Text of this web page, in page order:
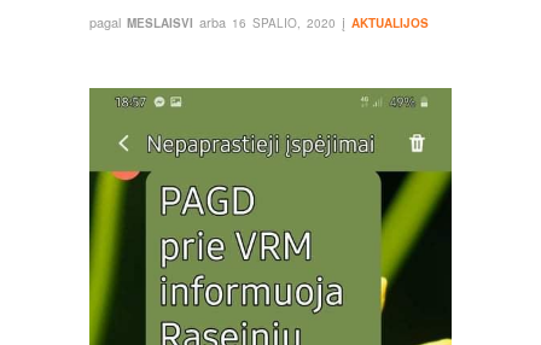
pagal MESLAISVI arba 16 SPALIO, 2020 į AKTUALIJOS